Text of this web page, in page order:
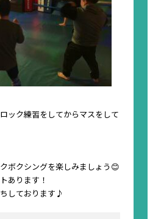
ック練習をしてからマスをして
ボクシングを楽しみましょう😊
あります！
しております♪